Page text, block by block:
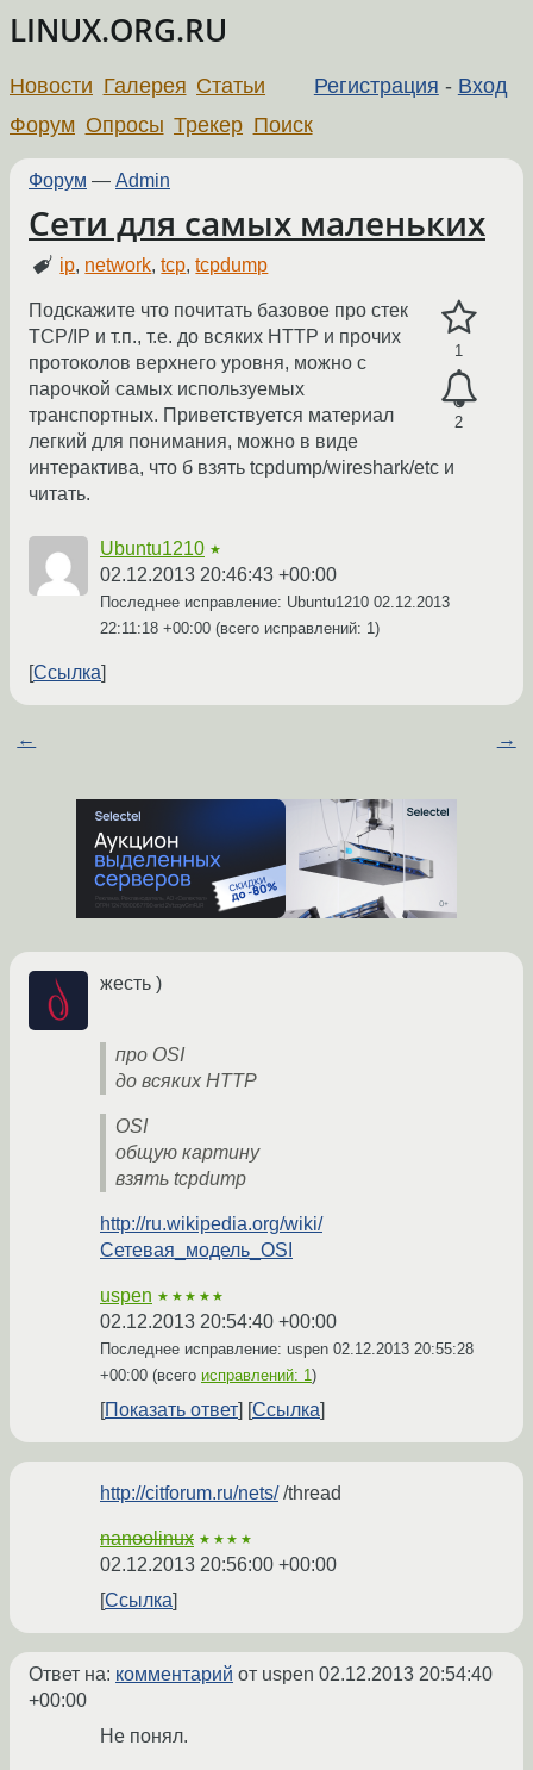
LINUX.ORG.RU
Регистрация - Вход
Новости Галерея Статьи
Форум Опросы Трекер Поиск
Форум — Admin
Сети для самых маленьких
ip, network,tcp,tcpdump
1
2
Подскажите что почитать базовое про стек
TCP/IP и т.п., т.е. до всяких HTTP и прочих
протоколов верхнего уровня, можно с
парочкой самых используемых
транспортных. Приветствуется материал
легкий для понимания, можно в виде
интерактива, что б взять tcpdump/wireshark/etc и
читать.
Ubuntu1210 ★
02.12.2013 20:46:43 +00:00
Последнее исправление: Ubuntu1210 02.12.2013
22:11:18 +00:00 (всего исправлений: 1)
Ссылка
← →
жесть )
про OSI
до всяких HTTP
OSI
общую картину
взять tcpdump
http://ru.wikipedia.org/wiki/
Сетевая_модель_OSI
uspen ★★★★★
02.12.2013 20:54:40 +00:00
Последнее исправление: uspen 02.12.2013 20:55:28
+00:00 (всего исправлений: 1)
Показать ответ Ссылка
http://citforum.ru/nets//thread
nanoolinux ★★★★
02.12.2013 20:56:00 +00:00
Ссылка
Ответ на: комментарий от uspen 02.12.2013 20:54:40
+00:00
Не понял.